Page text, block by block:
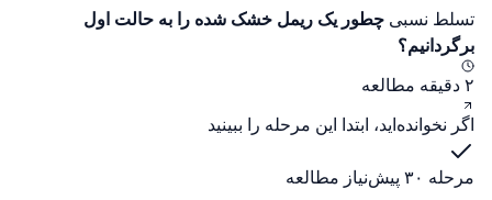
تسلط نسبی چطور یک ریمل خشک شده را به حالت اول
برگردانیم؟
۲ دقیقه مطالعه
اگر نخوانده‌اید، ابتدا این مرحله را ببینید
مرحله ۳۰ پیش‌نیاز مطالعه